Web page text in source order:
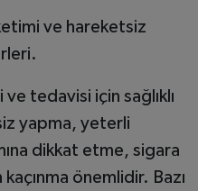
ve hareketsiz
tedavisi için sağlıklı
yapma, yeterli
dikkat etme, sigara
önemlidir. Bazı